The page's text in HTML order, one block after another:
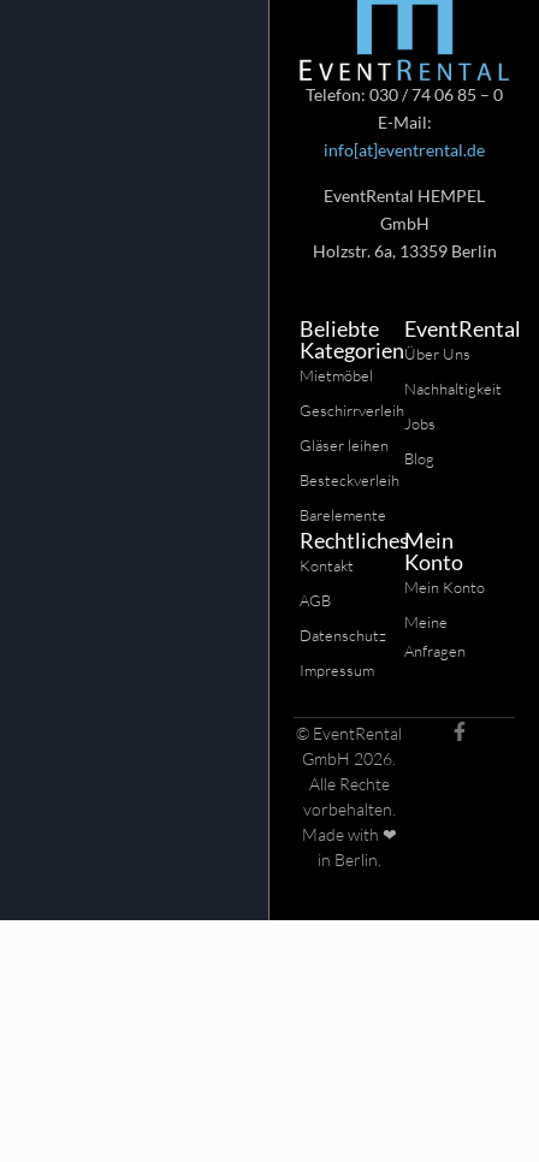
Telefon: 030 / 74 06 85 – 0
E-Mail:
info[at]eventrental.de
EventRental HEMPEL
GmbH
Holzstr. 6a, 13359 Berlin
Beliebte
Kategorien
Mietmöbel
Geschirrverleih
Gläser leihen
Besteckverleih
Barelemente
EventRental
Über Uns
Nachhaltigkeit
Jobs
Blog
Rechtliches
Kontakt
AGB
Datenschutz
Impressum
Mein
Konto
Mein Konto
Meine
Anfragen
© EventRental
GmbH 2026.
Alle Rechte
vorbehalten.
Made with ❤
in Berlin.